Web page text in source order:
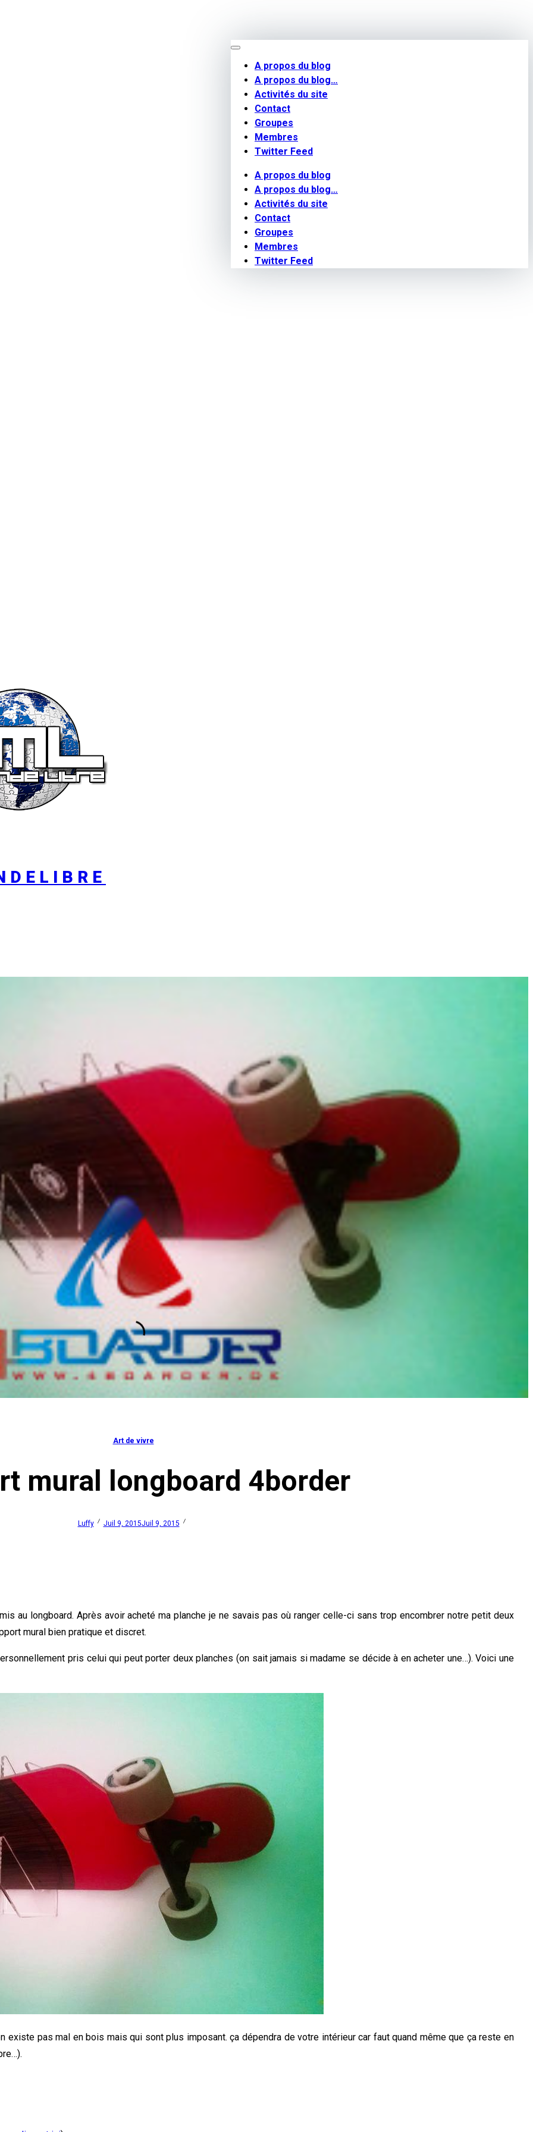
A propos du blog
A propos du blog…
Activités du site
Contact
Groupes
Membres
Twitter Feed
A propos du blog
A propos du blog…
Activités du site
Contact
Groupes
Membres
Twitter Feed
Art de vivre
mural longboard 4border
Luffy Juil 9, 2015Juil 9, 2015
au longboard. Après avoir acheté ma planche je ne savais pas où ranger celle-ci sans trop encombrer notre petit deux
mural bien pratique et discret.
pris celui qui peut porter deux planches (on sait jamais si madame se décide à en acheter une…). Voici une
existe pas mal en bois mais qui sont plus imposant. ça dépendra de votre intérieur car faut quand même que ça reste en